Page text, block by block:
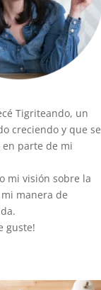
Tigriteando, un
creciendo y que se
parte de mi
mi visión sobre la
manera de
guste!